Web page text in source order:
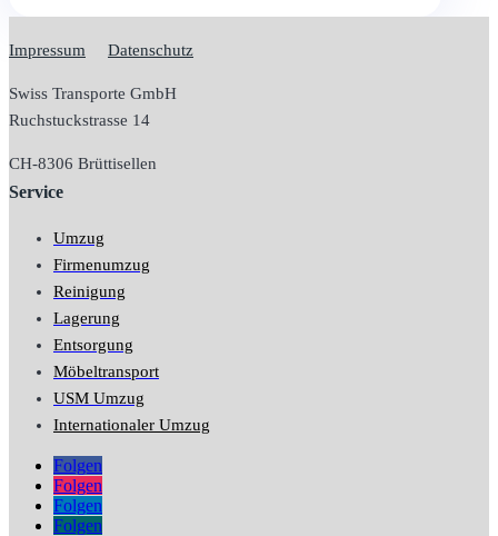
Impressum Datenschutz
Swiss Transporte GmbH
Ruchstuckstrasse 14
CH-8306 Brüttisellen
Service
Umzug
Firmenumzug
Reinigung
Lagerung
Entsorgung
Möbeltransport
USM Umzug
Internationaler Umzug
Folgen
Folgen
Folgen
Folgen